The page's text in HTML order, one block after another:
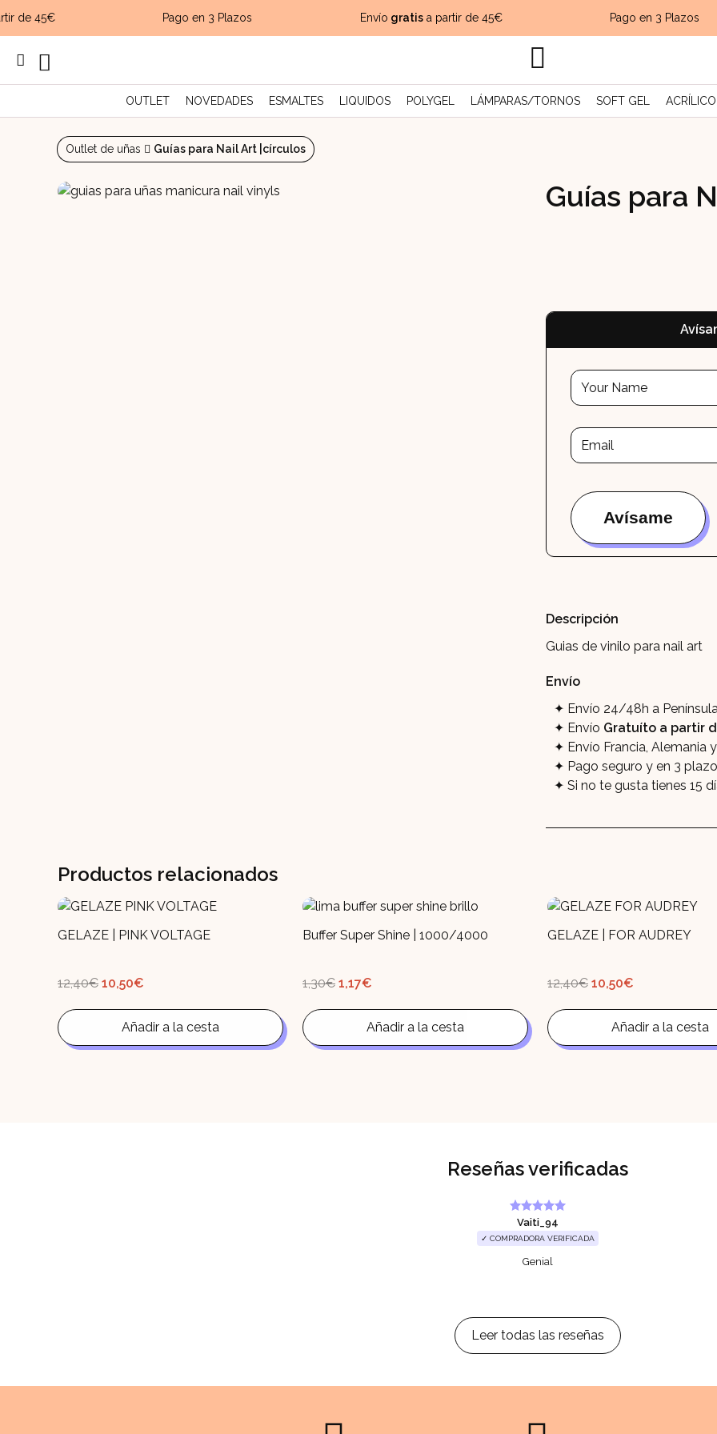
de 45€ Pago en 3 Plazos Envíogratisa partir de 45€ Pago en 3 Plazos
OUTLET NOVEDADES ESMALTES LIQUIDOS POLYGEL LÁMPARAS/TORNOS SOFT GEL ACRÍLICO
Outlet de uñas Guías para Nail Art |círculos
Guías para
Descripción
Guias de vinilo para nail art
Envío
Envío 24/48h a
Envío Gratuíto a partir
Envío Francia,
Pago seguro y en 3
Si no te gusta tienes 15
Productos relacionados
GELAZE | PINK VOLTAGE
12,40€ El
precio
era:
12,40€.
10,50€
es:
10,50€.
Añadir a la cesta
Buffer Super Shine | 1000/4000
1,30€ El
precio
era:
1,30€.
1,17€
es:
1,17€.
Añadir a la cesta
GELAZE | FOR AUDREY
12,40€ El
precio
era:
12,40€.
10,50€
es:
10,50€.
Añadir a la cesta
Reseñas verificadas
Vaiti_94
✓ COMPRADORA VERIFICADA
Genial
Leer todas las reseñas